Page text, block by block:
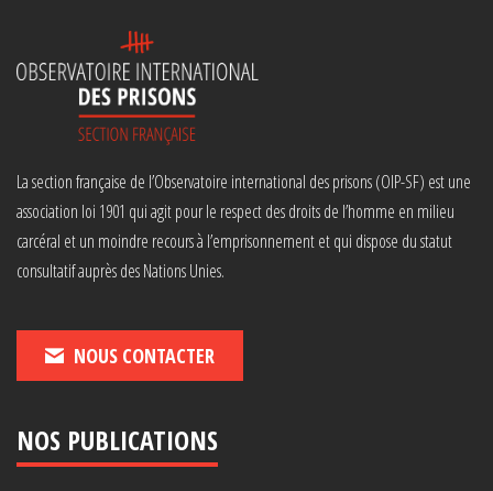
La section française de l’Observatoire international des prisons (OIP-SF) est une
association loi 1901 qui agit pour le respect des droits de l’homme en milieu
carcéral et un moindre recours à l’emprisonnement et qui dispose du statut
consultatif auprès des Nations Unies.
NOUS CONTACTER
NOS PUBLICATIONS